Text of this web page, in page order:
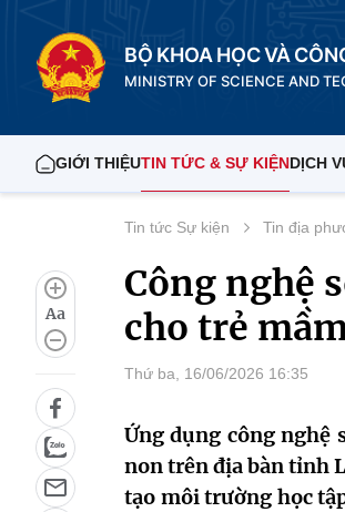
BỘ KHOA HỌC VÀ
MINISTRY OF SCIENCE AND
GIỚI THIỆUTIN TỨC & SỰ KIỆNDỊCH
Aa
Tin tức Sự kiện Tin địa
Công nghệ
cho trẻ
Thứ ba, 16/06/2026 16:35
Ứng dụng công nghệ
non trên địa bàn tỉnh
tạo môi trường học